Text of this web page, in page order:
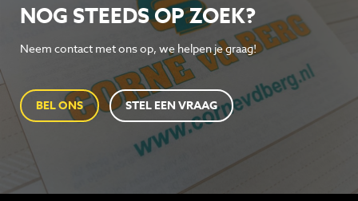
NOG STEEDS OP ZOEK?
Neem contact met ons op, we helpen je graag!
BEL ONS STEL EEN VRAAG